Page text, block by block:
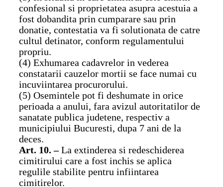
confesional si proprietatea asupra acestuia a
fost dobandita prin cumparare sau prin
donatie, contestatia va fi solutionata de catre
cultul detinator, conform regulamentului
propriu.
(4) Exhumarea cadavrelor in vederea
constatarii cauzelor mortii se face numai cu
incuviintarea procurorului.
(5) Osemintele pot fi deshumate in orice
perioada a anului, fara avizul autoritatilor de
sanatate publica judetene, respectiv a
municipiului Bucuresti, dupa 7 ani de la
deces.
Art. 10. –La extinderea si redeschiderea
cimitirului care a fost inchis se aplica
regulile stabilite pentru infiintarea
cimitirelor.